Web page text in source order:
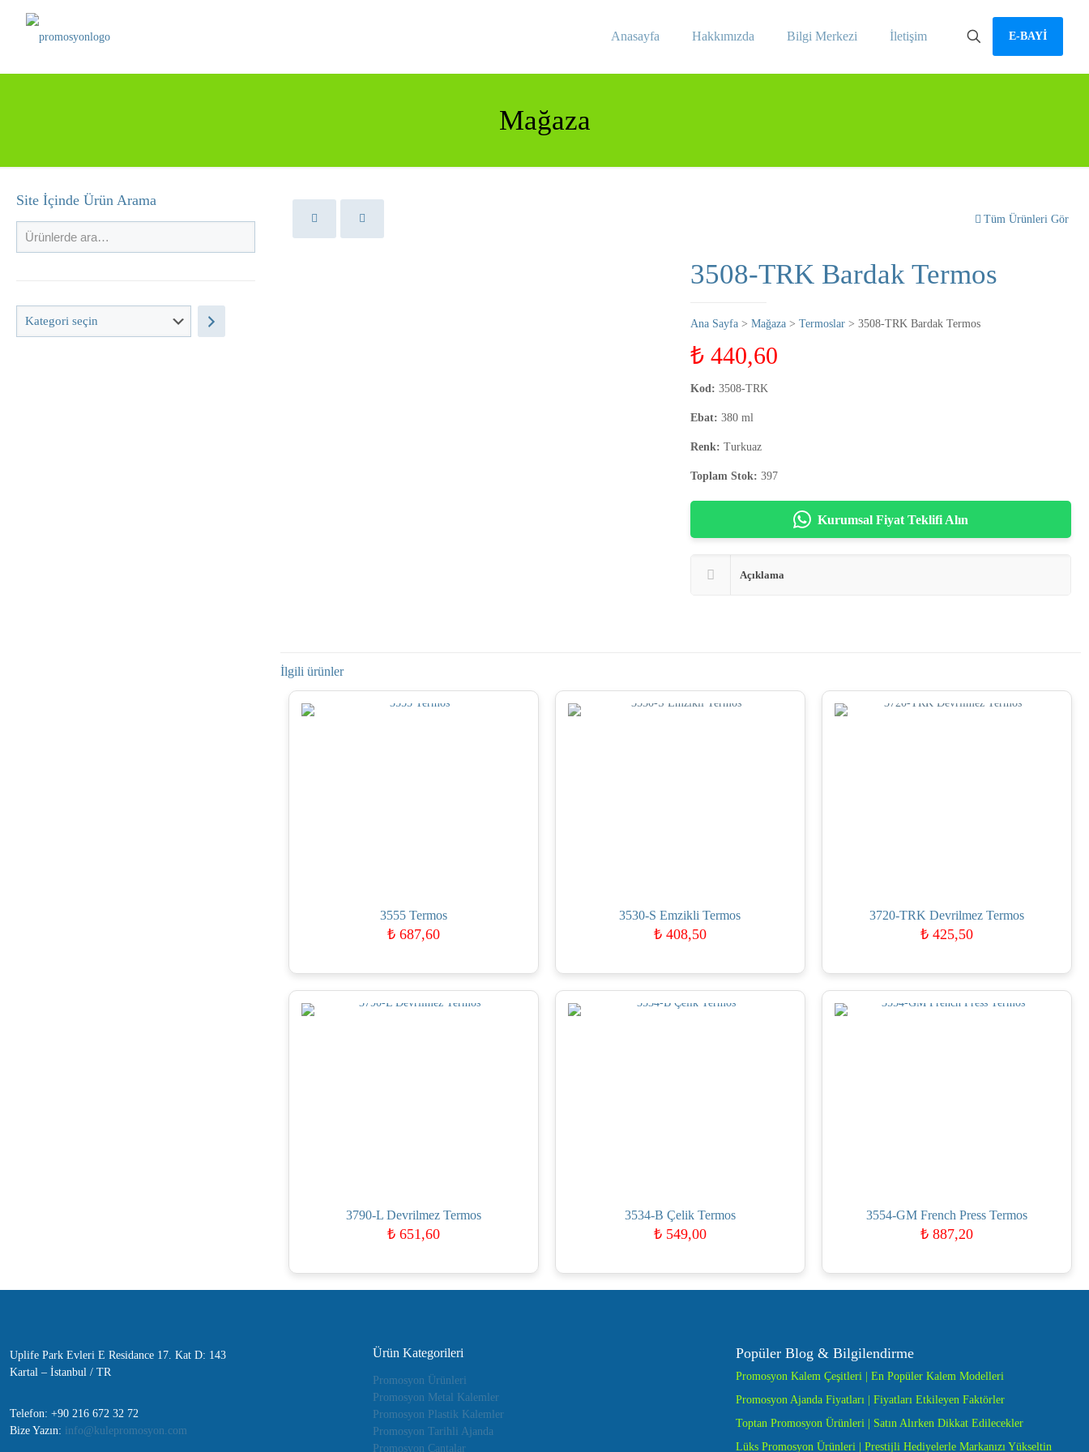
Anasayfa Hakkımızda Bilgi Merkezi İletişim E-BAYİ
Mağaza
Tüm Ürünleri Gör
3508-TRK Bardak Termos
Ana Sayfa > Mağaza > Termoslar > 3508-TRK Bardak Termos
₺ 440,60
Kod: 3508-TRK
Ebat: 380 ml
Renk: Turkuaz
Toplam Stok: 397
Kurumsal Fiyat Teklifi Alın
Açıklama
İlgili ürünler
3555 Termos
₺687,60
3530-S Emzikli Termos
₺408,50
3720-TRK Devrilmez Termos
₺425,50
3790-L Devrilmez Termos
₺651,60
3534-B Çelik Termos
₺549,00
3554-GM French Press Termos
₺887,20
Site İçinde Ürün Arama
Kategori
Uplife Park Evleri E Residance 17. Kat D: 143
Kartal – İstanbul / TR
Telefon: +90 216 672 32 72
Bize Yazın: info@kulepromosyon.com
Ürün Kategorileri
Promosyon Ürünleri
Promosyon Metal Kalemler
Promosyon Plastik Kalemler
Promosyon Tarihli Ajanda
Promosyon Çantalar
Popüler Blog & Bilgilendirme
Promosyon Kalem Çeşitleri | En Popüler Kalem Modelleri
Promosyon Ajanda Fiyatları | Fiyatları Etkileyen Faktörler
Toptan Promosyon Ürünleri | Satın Alırken Dikkat Edilecekler
Lüks Promosyon Ürünleri | Prestijli Hediyelerle Markanızı Yükseltin